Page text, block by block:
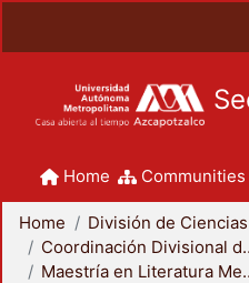
Home
Home
Maestría en